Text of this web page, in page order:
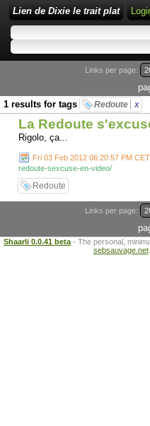
Lien de Dixie le trait plat
Links per page:
1 results for tags
Redoute x
La Redoute
Rigolo, ça...
Fri 03 Feb 2012 06:20:57 PM
redoute-sexcuse-en-video/
Redoute
Links per page:
Shaarli 0.0.41 beta - The personal,
sebsauvage.net